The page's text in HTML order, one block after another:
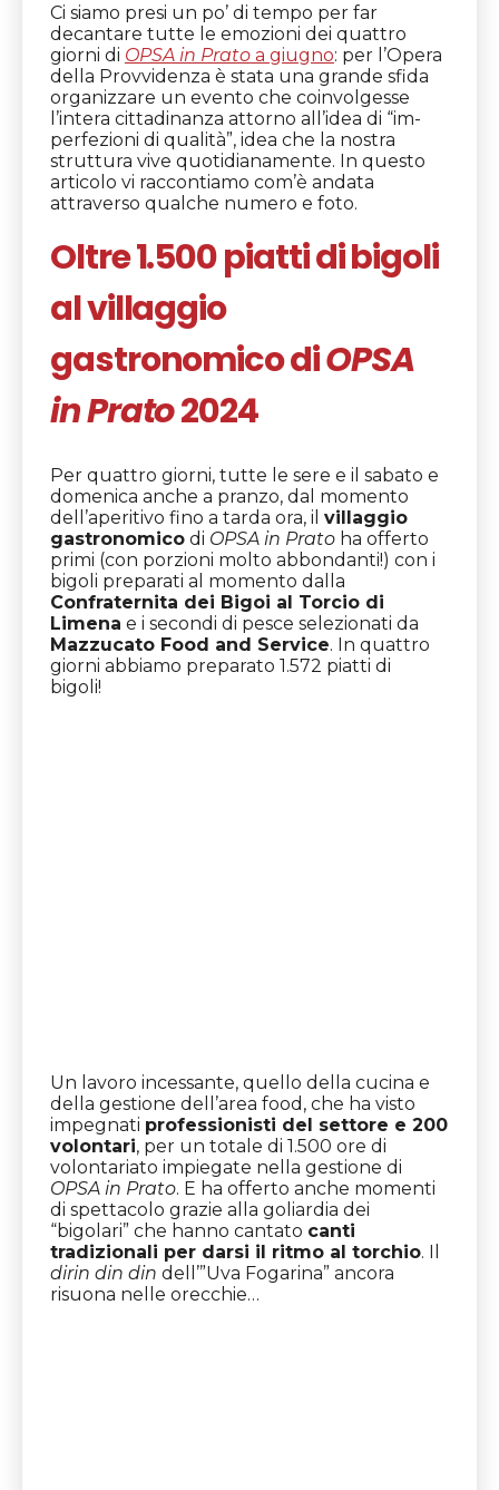
Ci siamo presi un po’ di tempo per far
decantare tutte le emozioni dei quattro
giorni di OPSA in Pratoa giugno: per l’Opera
della Provvidenza è stata una grande sfida
organizzare un evento che coinvolgesse
l’intera cittadinanza attorno all’idea di “im-
perfezioni di qualità”, idea che la nostra
struttura vive quotidianamente. In questo
articolo vi raccontiamo com’è andata
attraverso qualche numero e foto.
Oltre 1.500 piatti di bigoli
al villaggio
gastronomico diOPSA
in Prato2024
Per quattro giorni, tutte le sere e il sabato e
domenica anche a pranzo, dal momento
dell’aperitivo fino a tarda ora, il villaggio
gastronomicodi OPSA in Pratoha offerto
primi (con porzioni molto abbondanti!) con i
bigoli preparati al momento dalla
Confraternita dei Bigoi al Torcio di
Limena e i secondi di pesce selezionati da
Mazzucato Food and Service. In quattro
giorni abbiamo preparato 1.572 piatti di
bigoli!
Un lavoro incessante, quello della cucina e
della gestione dell’area food, che ha visto
impegnati professionisti del settore e 200
volontari, per un totale di 1.500 ore di
volontariato impiegate nella gestione di
OPSA in Prato. E ha offerto anche momenti
di spettacolo grazie alla goliardia dei
“bigolari” che hanno cantato canti
tradizionali per darsi il ritmo al torchio. Il
dirin din din dell’”Uva Fogarina” ancora
risuona nelle orecchie…